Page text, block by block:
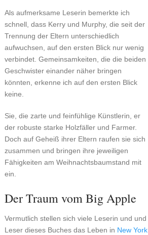
Als aufmerksame Leserin bemerkte ich
schnell, dass Kerry und Murphy, die seit der
Trennung der Eltern unterschiedlich
aufwuchsen, auf den ersten Blick nur wenig
verbindet. Gemeinsamkeiten, die die beiden
Geschwister einander näher bringen
könnten, erkenne ich auf den ersten Blick
keine.
Sie, die zarte und feinfühlige Künstlerin, er
der robuste starke Holzfäller und Farmer.
Doch auf Geheiß ihrer Eltern raufen sie sich
zusammen und bringen ihre jeweiligen
Fähigkeiten am Weihnachtsbaumstand mit
ein.
Der Traum vom Big Apple
Vermutlich stellen sich viele Leserin und und
Leser dieses Buches das Leben in New York